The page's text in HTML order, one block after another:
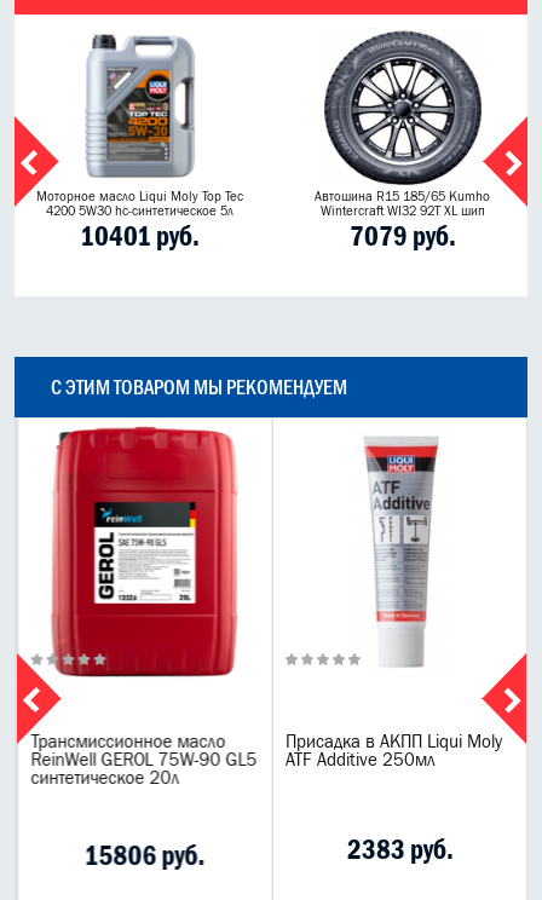
Моторное масло Liqui Moly Top Tec
4200 5W30 hc-синтетическое 5л
10401 руб.
Автошина R15 185/65 Kumho
Wintercraft WI32 92T XL шип
7079 руб.
С ЭТИМ ТОВАРОМ МЫ РЕКОМЕНДУЕМ
Трансмиссионное масло
ReinWell GEROL 75W-90 GL5
синтетическое 20л
15806 руб.
Присадка в АКПП Liqui Moly
ATF Additive 250мл
2383 руб.